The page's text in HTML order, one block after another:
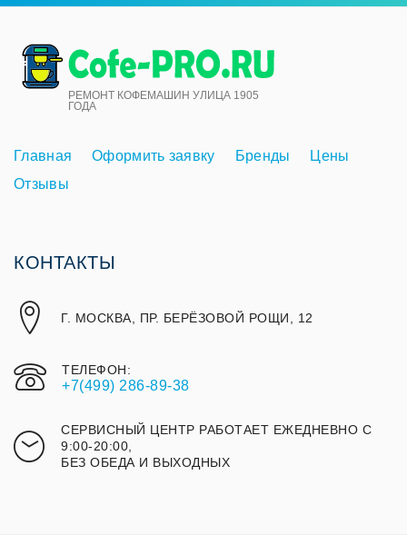
РЕМОНТ КОФЕМАШИН УЛИЦА 1905
ГОДА
Главная Оформить заявку Бренды
Цены
Отзывы
КОНТАКТЫ
Г. МОСКВА, ПР. БЕРЁЗОВОЙ РОЩИ, 12
ТЕЛЕФОН:
+7(499) 286-89-38
СЕРВИСНЫЙ ЦЕНТР РАБОТАЕТ ЕЖЕДНЕВНО С
9:00-20:00,
БЕЗ ОБЕДА И ВЫХОДНЫХ